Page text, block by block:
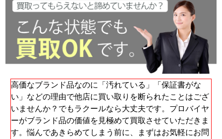
高価なブランド品なのに「汚れている」「保証書がな
い」などの理由で他店に買い取りを断られたことはござ
いませんか？でもラクールなら大丈夫です。プロバイヤ
ーがブランド品の価値を見極めて買取させていただきま
す。悩んであきらめてしまう前に、まずはお気軽にお問